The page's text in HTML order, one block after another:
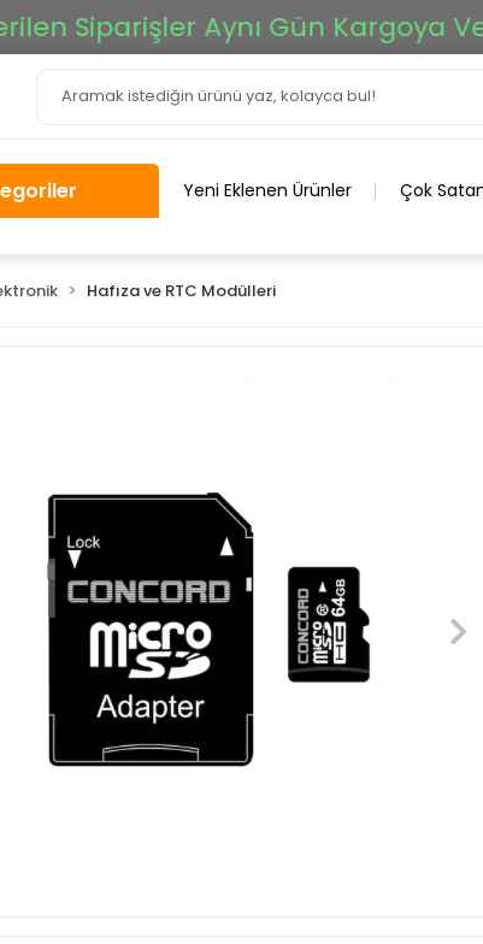
Siparişler Aynı Gün Kargoya
Yeni Eklenen Ürünler Çok
Hafıza ve RTC Modülleri